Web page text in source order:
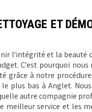
ET
l'intégrité et la beauté
C'est pourquoi nous
grâce à notre
plus bas à Anglet.
autre compagnie
meilleur service et les